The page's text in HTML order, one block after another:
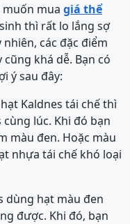
mua giá thể
thì rất lo lắng sợ
các đặc điểm
khá dễ. Bạn có
ý sau đây:
Kaldnes tái chế thì
lúc. Khi đó bạn
màu đen. Hoặc màu
nhựa tái chế khó loại
dùng hạt màu đen
được. Khi đó, bạn